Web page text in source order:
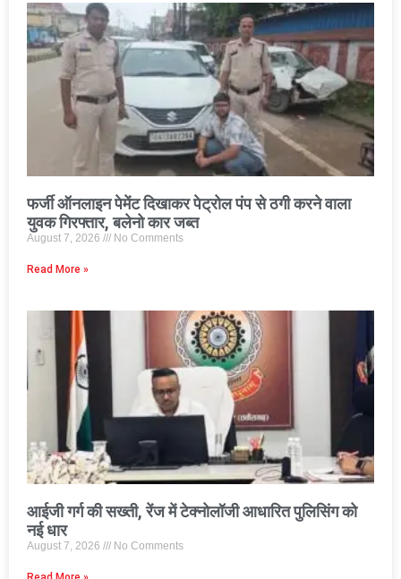
फर्जी ऑनलाइन पेमेंट दिखाकर पेट्रोल पंप से ठगी करने वाला
युवक गिरफ्तार, बलेनो कार जब्त
August 7, 2026 No Comments
Read More »
आईजी गर्ग की सख्ती, रेंज में टेक्नोलॉजी आधारित पुलिसिंग को
नई धार
August 7, 2026 No Comments